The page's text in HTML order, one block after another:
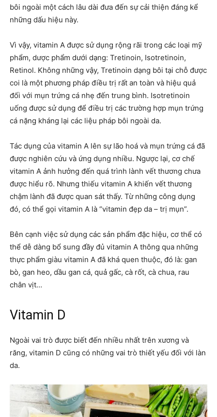
bôi ngoài một cách lâu dài đưa đến sự cải thiện đáng kể
những dấu hiệu này.
Vì vậy, vitamin A được sử dụng rộng rãi trong các loại mỹ
phẩm, dược phẩm dưới dạng: Tretinoin, Isotretinoin,
Retinol. Không những vậy, Tretinoin dạng bôi tại chỗ được
coi là một phương pháp điều trị rất an toàn và hiệu quả
đối với mụn trứng cá nhẹ đến trung bình. Isotretinoin
uống được sử dụng để điều trị các trường hợp mụn trứng
cá nặng kháng lại các liệu pháp bôi ngoài da.
Tác dụng của vitamin A lên sự lão hoá và mụn trứng cá đã
được nghiên cứu và ứng dụng nhiều. Ngược lại, cơ chế
vitamin A ảnh hưởng đến quá trình lành vết thương chưa
được hiểu rõ. Nhưng thiếu vitamin A khiến vết thương
chậm lành đã được quan sát thấy. Từ những công dụng
đó, có thể gọi vitamin A là “vitamin đẹp da – trị mụn”.
Bên cạnh việc sử dụng các sản phẩm đặc hiệu, cơ thể có
thể dễ dàng bổ sung đầy đủ vitamin A thông qua những
thực phẩm giàu vitamin A đã khá quen thuộc, đó là: gan
bò, gan heo, dầu gan cá, quả gấc, cà rốt, cà chua, rau
chân vịt…
Vitamin D
Ngoài vai trò được biết đến nhiều nhất trên xương và
răng, vitamin D cũng có những vai trò thiết yếu đối với làn
da.